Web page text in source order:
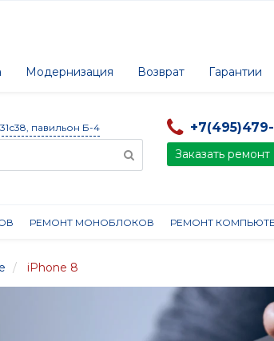
Модернизация Возврат Гарантии
павильон Б-4
Заказать ремонт
РЕМОНТ МОНОБЛОКОВ РЕМОНТ
iPhone 8